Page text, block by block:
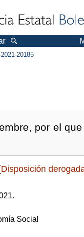
20185
por el
[Disposición
Social